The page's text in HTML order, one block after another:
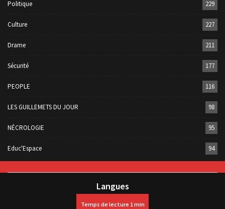
Politique 229
Culture 227
Drame 211
Sécurité 177
PEOPLE 116
LES GUILLEMETS DU JOUR 98
NÉCROLOGIE 95
Educ'Espace 94
Langues